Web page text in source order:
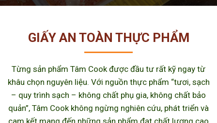
GIẤY AN TOÀN THỰC PHẨM
Từng sản phẩm Tâm Cook được đầu tư rất kỹ ngay từ
khâu chọn nguyên liệu. Với nguồn thực phẩm “tươi, sạch
– quy trình sạch – không chất phụ gia, không chất bảo
quản”, Tâm Cook không ngừng nghiên cứu, phát triển và